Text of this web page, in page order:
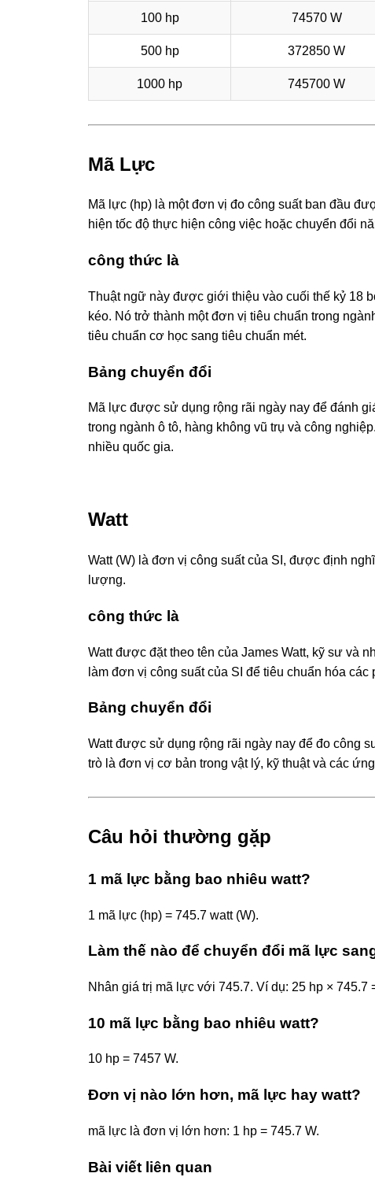
100 hp 74570 W
500 hp 372850 W
1000 hp 745700 W
Mã Lực
Mã lực (hp) là một đơn vị đo công suất ban đầu
hiện tốc độ thực hiện công việc hoặc chuyển đổi
công thức là
Thuật ngữ này được giới thiệu vào cuối thế kỷ 18
kéo. Nó trở thành một đơn vị tiêu chuẩn trong
tiêu chuẩn cơ học sang tiêu chuẩn mét.
Bảng chuyển đổi
Mã lực được sử dụng rộng rãi ngày nay để đánh
trong ngành ô tô, hàng không vũ trụ và công
nhiều quốc gia.
Watt
Watt (W) là đơn vị công suất của SI, được định
lượng.
công thức là
Watt được đặt theo tên của James Watt, kỹ sư và
làm đơn vị công suất của SI để tiêu chuẩn hóa các
Bảng chuyển đổi
Watt được sử dụng rộng rãi ngày nay để đo công
trò là đơn vị cơ bản trong vật lý, kỹ thuật và các
Câu hỏi thường gặp
1 mã lực bằng bao nhiêu watt?
1 mã lực (hp) = 745.7 watt (W).
Làm thế nào để chuyển đổi mã lực
Nhân giá trị mã lực với 745.7. Ví dụ: 25 hp × 745.7
10 mã lực bằng bao nhiêu watt?
10 hp = 7457 W.
Đơn vị nào lớn hơn, mã lực hay watt?
mã lực là đơn vị lớn hơn: 1 hp = 745.7 W.
Bài viết liên quan